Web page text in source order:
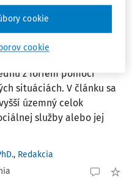
alebo
z foriem pomoci
situáciách. V článku sa
územný celok
služby alebo jej
, Redakcia
cookie
cookie